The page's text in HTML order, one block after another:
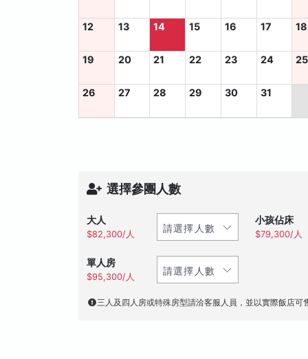
12 13 14 15 16 17 18
19 20 21 22 23 24 25
26 27 28 29 30 31
選擇參團人數
大人
$82,300/人
小孩佔床
$79,300/人
單人房
$95,300/人
三人及四人房或特殊房型請洽客服人員，並以實際飯店可